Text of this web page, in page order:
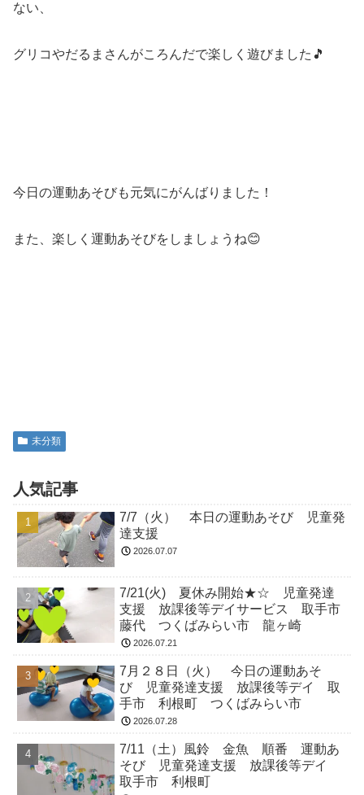
ない、
グリコやだるまさんがころんだで楽しく遊びました🎵
今日の運動あそびも元気にがんばりました！
また、楽しく運動あそびをしましょうね😊
未分類
人気記事
7/7（火） 本日の運動あそび 児童発
達支援
2026.07.07
7/21(火) 夏休み開始★☆ 児童発達
支援 放課後等デイサービス 取手市
藤代 つくばみらい市 龍ヶ崎
2026.07.21
7月２８日（火） 今日の運動あそ
び 児童発達支援 放課後等デイ 取
手市 利根町 つくばみらい市
2026.07.28
7/11（土）風鈴 金魚 順番 運動あ
そび 児童発達支援 放課後等デイ
取手市 利根町